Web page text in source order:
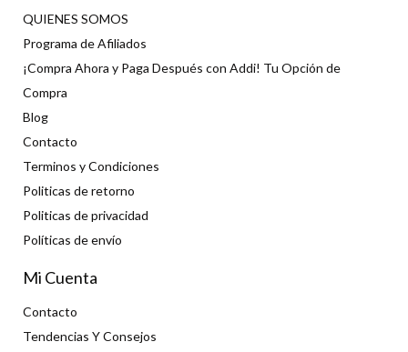
QUIENES SOMOS
Programa de Afiliados
¡Compra Ahora y Paga Después con Addi! Tu Opción de
Compra
Blog
Contacto
Terminos y Condiciones
Politicas de retorno
Politicas de privacidad
Políticas de envío
Mi Cuenta
Contacto
Tendencias Y Consejos